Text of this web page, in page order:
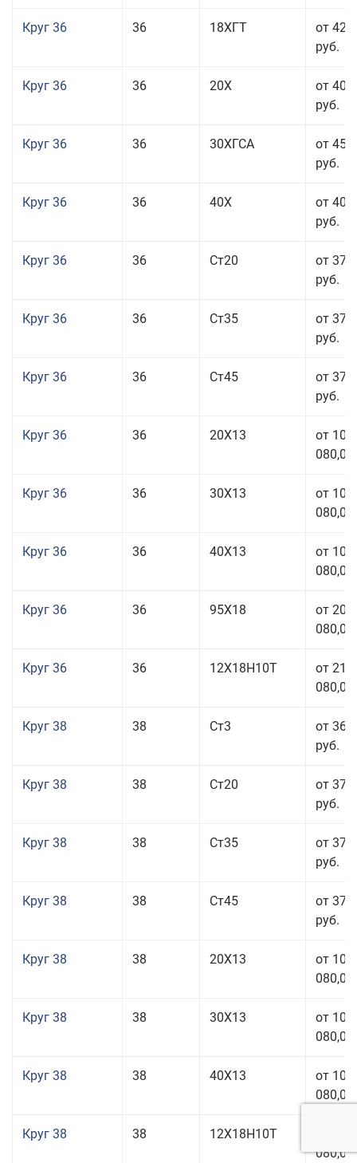
Круг 36 36 18ХГТ
от 42
руб.
Круг 36 36 20Х
от 40
руб.
Круг 36 36 30ХГСА
от 45
руб.
Круг 36 36 40Х
от 40
руб.
Круг 36 36 Ст20
от 37
руб.
Круг 36 36 Ст35
от 37
руб.
Круг 36 36 Ст45
от 37
руб.
Круг 36 36 20Х13
от 101
080,00
Круг 36 36 30Х13
от 101
080,00
Круг 36 36 40Х13
от 101
080,00
Круг 36 36 95Х18
от 208
080,00
Круг 36 36 12Х18Н10Т
от 210
080,00
Круг 38 38 Ст3
от 36
руб.
Круг 38 38 Ст20
от 37
руб.
Круг 38 38 Ст35
от 37
руб.
Круг 38 38 Ст45
от 37
руб.
Круг 38 38 20Х13
от 101
080,00
Круг 38 38 30Х13
от 101
080,00
Круг 38 38 40Х13
от 101
080,00
Круг 38 38 12Х18Н10Т
080,00